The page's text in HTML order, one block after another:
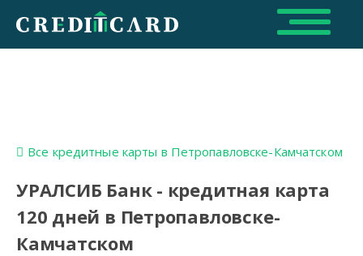
Все кредитные карты в Петропавловске-Камчатском
УРАЛСИБ Банк - кредитная карта
120 дней в Петропавловске-
Камчатском